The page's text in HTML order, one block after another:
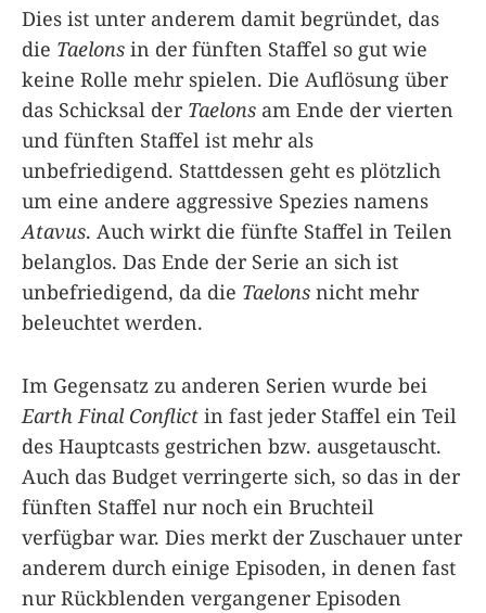
Dies ist unter anderem damit begründet, das
die Taelons in der fünften Staffel so gut wie
keine Rolle mehr spielen. Die Auflösung über
das Schicksal der Taelons am Ende der vierten
und fünften Staffel ist mehr als
unbefriedigend. Stattdessen geht es plötzlich
um eine andere aggressive Spezies namens
Atavus. Auch wirkt die fünfte Staffel in Teilen
belanglos. Das Ende der Serie an sich ist
unbefriedigend, da die Taelons nicht mehr
beleuchtet werden.
Im Gegensatz zu anderen Serien wurde bei
Earth Final Conflict in fast jeder Staffel ein Teil
des Hauptcasts gestrichen bzw. ausgetauscht.
Auch das Budget verringerte sich, so das in der
fünften Staffel nur noch ein Bruchteil
verfügbar war. Dies merkt der Zuschauer unter
anderem durch einige Episoden, in denen fast
nur Rückblenden vergangener Episoden